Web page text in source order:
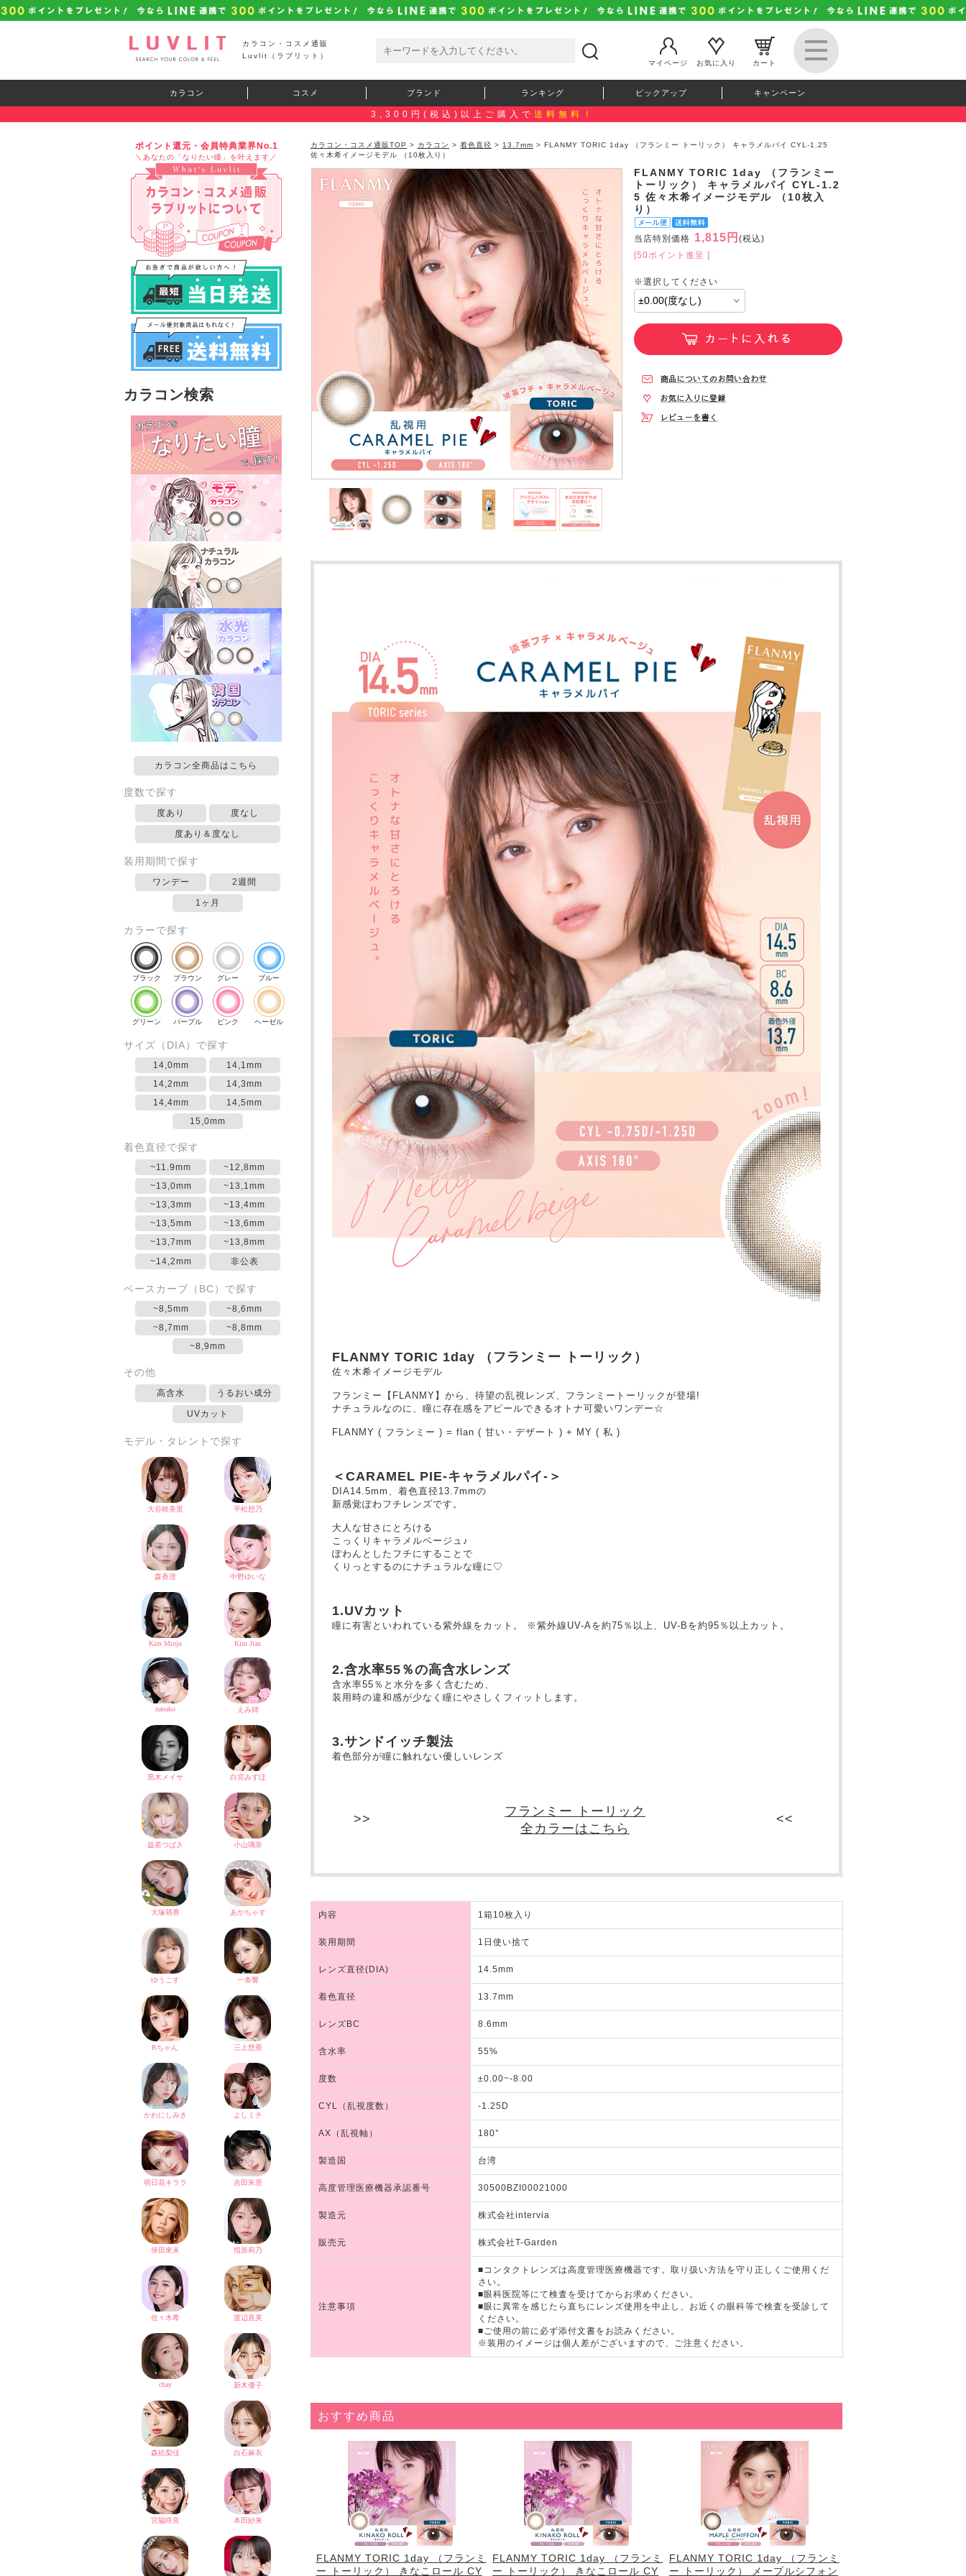
カラコン・コスメ通販
Luvlit（ラブリット）
マイページ
お気に入り カート
カラコン コスメ ブランド ランキング ピックアップ キャンペーン
3,300円(税込)以上ご購入で 送料無料！
ポイント還元・会員特典業界No.1
＼あなたの「なりたい瞳」を叶えます／
カラコン検索
カラコン全商品はこちら
度数で探す
度あり 度なし
度あり＆度なし
装用期間で探す
ワンデー 2週間
1ヶ月
カラーで探す
ブラック ブラウン グレー ブルー
グリーン パープル ピンク ヘーゼル
サイズ（DIA）で探す
14,0mm
14,1mm
14,2mm
14,3mm
14,4mm
14,5mm
15,0mm
着色直径で探す
~11.9mm
~12,8mm
~13,0mm
~13,1mm
~13,3mm
~13,4mm
~13,5mm
~13,6mm
~13,7mm
~13,8mm
~14,2mm
非公表
ベースカーブ（BC）で探す
~8,5mm
~8,6mm
~8,7mm
~8,8mm
~8,9mm
その他
高含水 うるおい成分
UVカット
モデル・タレントで探す
カラコン・コスメ通販TOP > カラコン > 着色直径 > 13.7mm > FLANMY TORIC 1day （フランミー トーリック） キャラメルパイ CYL-1.25
佐々木希イメージモデル （10枚入り）
FLANMY TORIC 1day （フランミー
トーリック） キャラメルパイ CYL-1.2
5 佐々木希イメージモデル （10枚入
り）
当店特別価格 1,815円 (税込)
[50ポイント進呈 ]
FLANMY TORIC 1day （フランミー トーリック）
佐々木希イメージモデル
フランミー【FLANMY】から、待望の乱視レンズ、フランミートーリックが登場!
ナチュラルなのに、瞳に存在感をアピールできるオトナ可愛いワンデー☆
FLANMY ( フランミー ) = flan ( 甘い・デザート ) + MY ( 私 )
＜CARAMEL PIE-キャラメルパイ-＞
DIA14.5mm、着色直径13.7mmの
新感覚ぽわフチレンズです。
大人な甘さにとろける
こっくりキャラメルベージュ♪
ぽわんとしたフチにすることで
くりっとするのにナチュラルな瞳に♡
1.UVカット
瞳に有害といわれている紫外線をカット。 ※紫外線UV-Aを約75％以上、UV-Bを約95％以上カット。
2.含水率55％の高含水レンズ
含水率55％と水分を多く含むため、
装用時の違和感が少なく瞳にやさしくフィットします。
3.サンドイッチ製法
着色部分が瞳に触れない優しいレンズ
フランミー トーリック
全カラーはこちら
内容 1箱10枚入り
装用期間 1日使い捨て
レンズ直径(DIA) 14.5mm
着色直径 13.7mm
レンズBC 8.6mm
含水率 55%
度数 ±0.00~-8.00
CYL（乱視度数） -1.25D
AX（乱視軸） 180°
製造国 台湾
高度管理医療機器承認番号 30500BZI00021000
製造元 株式会社intervia
販売元 株式会社T-Garden
注意事項
■コンタクトレンズは高度管理医療機器です。取り扱い方法を守り正しくご使用くだ
さい。
■眼科医院等にて検査を受けてからお求めください。
■眼に異常を感じたら直ちにレンズ使用を中止し、お近くの眼科等で検査を受診して
ください。
■ご使用の前に必ず添付文書をお読みください。
※装用のイメージは個人差がございますので、ご注意ください。
おすすめ商品
FLANMY TORIC 1day （フランミ
ー トーリック） きなこロール CY
FLANMY TORIC 1day （フランミ
ー トーリック） きなこロール CY
FLANMY TORIC 1day （フランミ
ー トーリック） メープルシフォン